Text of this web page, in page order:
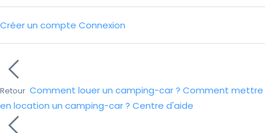
Créer un compte Connexion
Retour Comment louer un camping-car ? Comment mettre
en location un camping-car ? Centre d'aide